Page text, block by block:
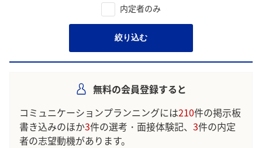
内定者のみ
絞り込む
無料の会員登録すると
コミュニケーションプランニングには210件の掲示板
書き込みのほか3件の選考・面接体験記、 3件の内定
者の志望動機があります。